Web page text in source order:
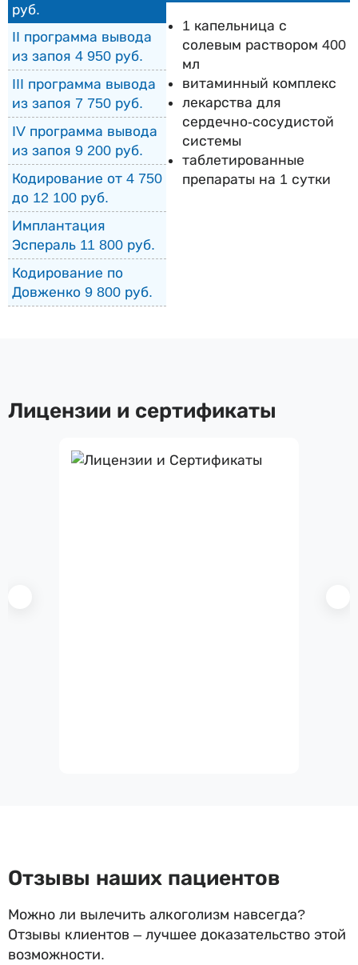
руб.
II программа вывода
из запоя 4 950 руб.
III программа вывода
из запоя 7 750 руб.
IV программа вывода
из запоя 9 200 руб.
Кодирование от 4 750
до 12 100 руб.
Имплантация
Эспераль 11 800 руб.
Кодирование по
Довженко 9 800 руб.
1 капельница с
солевым раствором 400
мл
витаминный комплекс
лекарства для
сердечно-сосудистой
системы
таблетированные
препараты на 1 сутки
Лицензии и сертификаты
Отзывы наших пациентов
Можно ли вылечить алкоголизм навсегда?
Отзывы клиентов – лучшее доказательство этой
возможности.